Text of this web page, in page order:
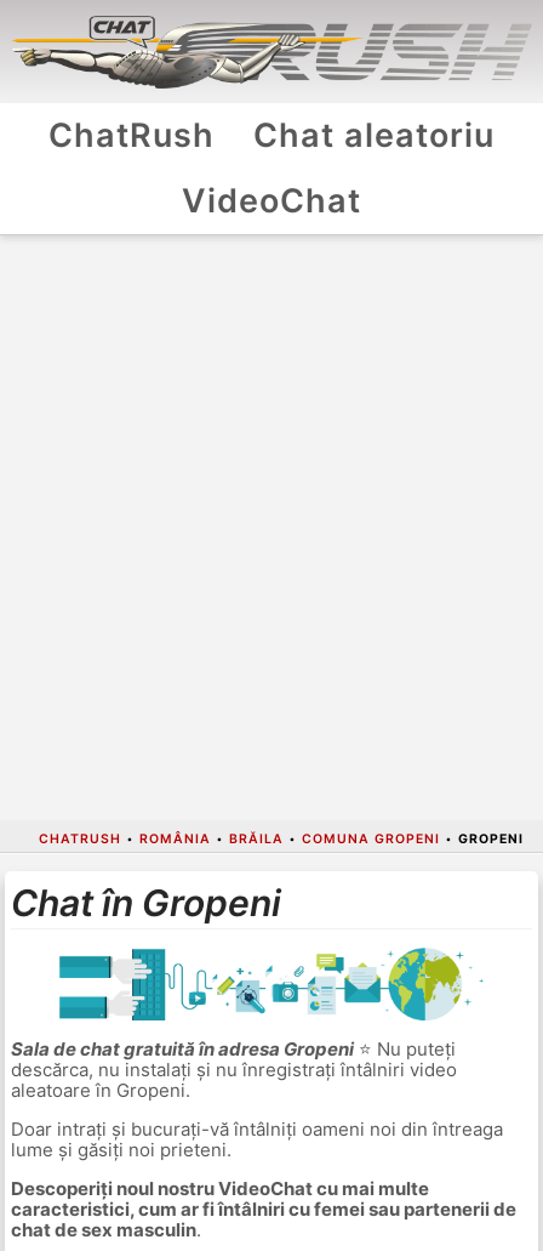
ChatRush
Chat aleatoriu
VideoChat
CHATRUSH • ROMÂNIA • BRĂILA • COMUNA GROPENI • GROPENI
Chat în Gropeni
Sala de chat gratuită în adresa Gropeni⭐ Nu puteți
descărca, nu instalați și nu înregistrați întâlniri video
aleatoare în Gropeni.
Doar intrați și bucurați-vă întâlniți oameni noi din întreaga
lume și găsiți noi prieteni.
Descoperiți noul nostru VideoChat cu mai multe
caracteristici, cum ar fi întâlniri cu femei sau partenerii de
chat de sex masculin.